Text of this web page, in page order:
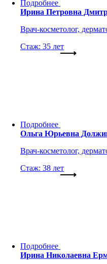
Подробнее
Ирина Петровна
Врач-косметолог,
Стаж: 35 лет
Подробнее
Ольга Юрьевна
Врач-косметолог,
Стаж: 38 лет
Подробнее
Ирина Николаевна